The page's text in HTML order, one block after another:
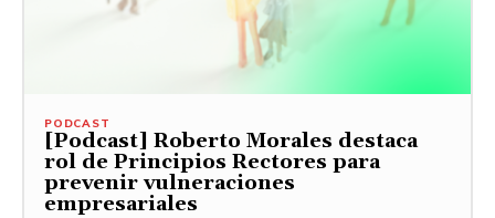
PODCAST
[Podcast] Roberto Morales destaca
rol de Principios Rectores para
prevenir vulneraciones
empresariales